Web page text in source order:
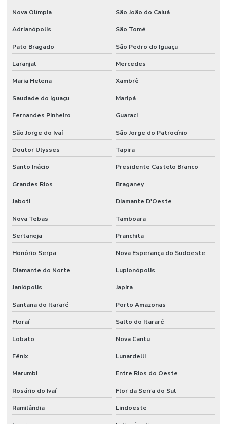
Nova Olímpia São João do Caiuá
Adrianópolis São Tomé
Pato Bragado São Pedro do Iguaçu
Laranjal Mercedes
Maria Helena Xambrê
Saudade do Iguaçu Maripá
Fernandes Pinheiro Guaraci
São Jorge do Ivaí São Jorge do Patrocínio
Doutor Ulysses Tapira
Santo Inácio Presidente Castelo Branco
Grandes Rios Braganey
Jaboti Diamante D'Oeste
Nova Tebas Tamboara
Sertaneja Pranchita
Honório Serpa Nova Esperança do Sudoeste
Diamante do Norte Lupionópolis
Janiópolis Japira
Santana do Itararé Porto Amazonas
Floraí Salto do Itararé
Lobato Nova Cantu
Fênix Lunardelli
Marumbi Entre Rios do Oeste
Rosário do Ivaí Flor da Serra do Sul
Ramilândia Lindoeste